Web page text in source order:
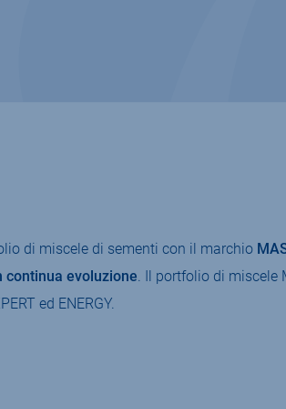
di miscele di sementi con il marchio
continua evoluzione. Il portfolio di miscele
ed ENERGY.